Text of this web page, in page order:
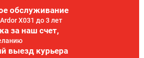
обслуживание
X031 до 3 лет
за наш счет,
выезд курьера